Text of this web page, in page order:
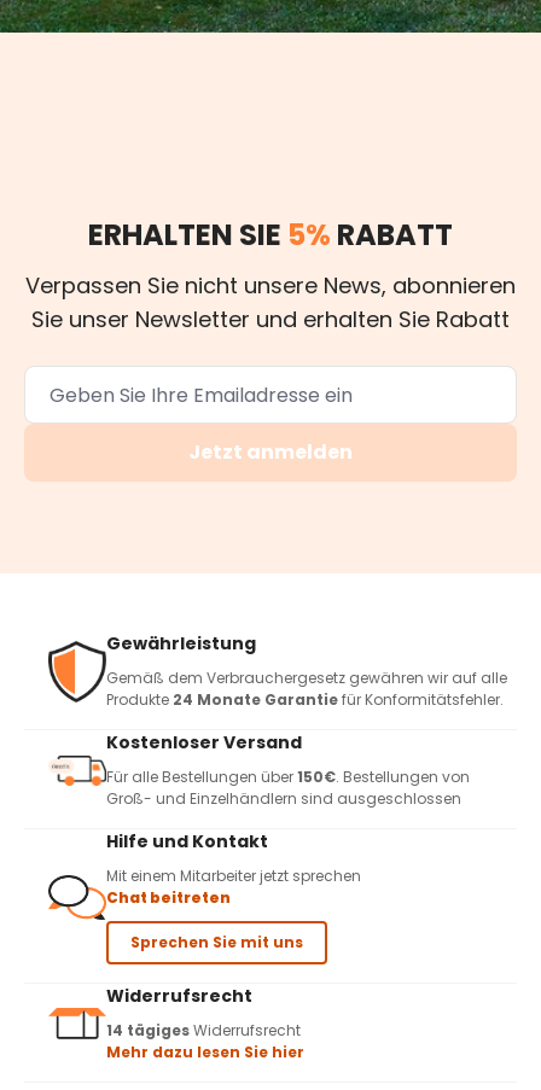
ERHALTEN SIE 5% RABATT
Verpassen Sie nicht unsere News, abonnieren
Sie unser Newsletter und erhalten Sie Rabatt
Jetzt anmelden
Gewährleistung
Gemäß dem Verbrauchergesetz gewähren wir auf alle
Produkte 24 Monate Garantiefür Konformitätsfehler.
Kostenloser Versand
Für alle Bestellungen über150€. Bestellungen von
Groß- und Einzelhändlern sind ausgeschlossen
Hilfe und Kontakt
Mit einem Mitarbeiter jetzt sprechen
Chat beitreten
Sprechen Sie mit uns
Widerrufsrecht
14 tägigesWiderrufsrecht
Mehr dazu lesen Sie hier